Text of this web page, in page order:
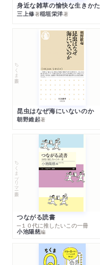
身近な雑草の愉快な生きかた
三上修著稲垣栄洋著
ちくま新書
昆虫はなぜ海にいないのか
朝野維起著
ちくまプリマー新書
つながる読書
─１０代に推したいこの一冊
小池陽慈編